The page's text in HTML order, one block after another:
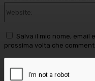
Salva il mio nome, email
prossima volta che